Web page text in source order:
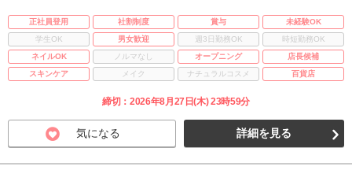
正社員登用 社割制度 賞与
未経験OK
学生OK
男女歓迎 週3日勤務OK
時短勤務OK
ネイルOK
ノルマなし オープニング
店長候補
スキンケア
メイク ナチュラルコスメ 百貨店
締切：2026年8月27日(木) 23時59分
気になる 詳細を見る